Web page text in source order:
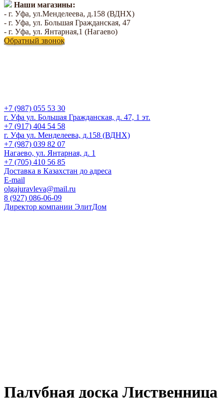
Наши магазины:
- г. Уфа, ул.Менделеева, д.158 (ВДНХ)
- г. Уфа, ул. Большая Гражданская, 47
- г. Уфа, ул. Янтарная,1 (Нагаево)
Обратный звонок
+7 (987) 055 53 30
г. Уфа ул. Большая Гражданская, д. 47, 1 эт.
+7 (917) 404 54 58
г. Уфа ул. Менделеева, д.158 (ВДНХ)
+7 (987) 039 82 07
Нагаево, ул. Янтарная, д. 1
+7 (705) 410 56 85
Доставка в Казахстан до адреса
E-mail
olgajuravleva@mail.ru
8 (927) 086-06-09
Директор компании ЭлитДом
Палубная доска Лиственница